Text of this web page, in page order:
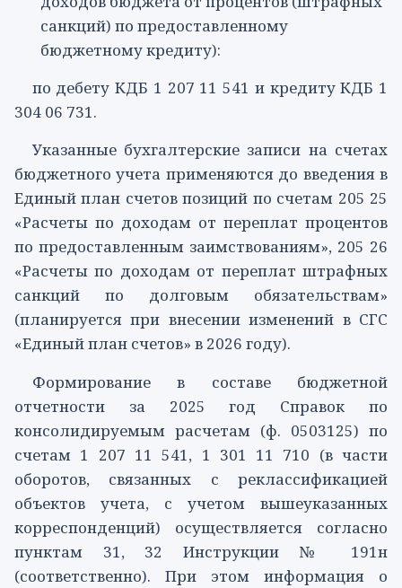
санкций) по предоставленному
бюджетному кредиту):
по дебету КДБ 1 207 11 541 и кредиту КДБ 1
304 06 731.
Указанные бухгалтерские записи на счетах
бюджетного учета применяются до введения в
Единый план счетов позиций по счетам 205 25
«Расчеты по доходам от переплат процентов
по предоставленным заимствованиям», 205 26
«Расчеты по доходам от переплат штрафных
санкций по долговым обязательствам»
(планируется при внесении изменений в СГС
«Единый план счетов» в 2026 году).
Формирование в составе бюджетной
отчетности за 2025 год Справок по
консолидируемым расчетам (ф. 0503125) по
счетам 1 207 11 541, 1 301 11 710 (в части
оборотов, связанных с реклассификацией
объектов учета, с учетом вышеуказанных
корреспонденций) осуществляется согласно
пунктам 31, 32 Инструкции № 191н
(соответственно). При этом информация о